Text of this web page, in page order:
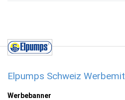
Elpumps Schweiz
Werbebanner